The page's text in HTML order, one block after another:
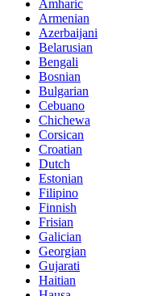
Amharic
Armenian
Azerbaijani
Belarusian
Bengali
Bosnian
Bulgarian
Cebuano
Chichewa
Corsican
Croatian
Dutch
Estonian
Filipino
Finnish
Frisian
Galician
Georgian
Gujarati
Haitian